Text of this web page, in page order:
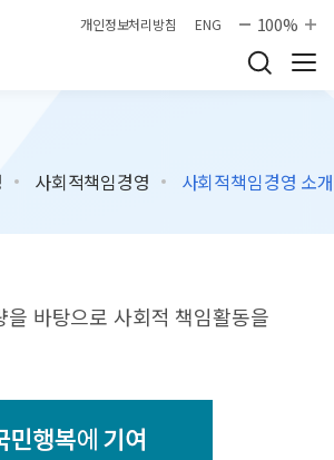
개인정보처리방침 ENG 100%
사회적책임경영 사회적책임경영 소개
바탕으로 사회적 책임활동을